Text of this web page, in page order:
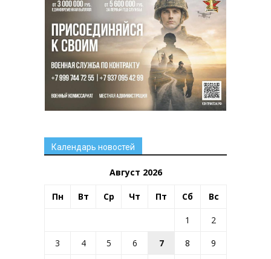
Календарь новостей
Август 2026
Пн Вт Ср Чт Пт Сб Вс
1
2
3
4 5 6 7 8
9